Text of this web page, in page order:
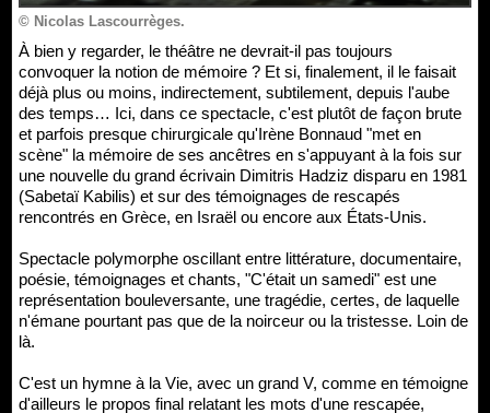
© Nicolas Lascourrèges.
À bien y regarder, le théâtre ne devrait-il pas toujours
convoquer la notion de mémoire ? Et si, finalement, il le faisait
déjà plus ou moins, indirectement, subtilement, depuis l'aube
des temps… Ici, dans ce spectacle, c'est plutôt de façon brute
et parfois presque chirurgicale qu'Irène Bonnaud "met en
scène" la mémoire de ses ancêtres en s'appuyant à la fois sur
une nouvelle du grand écrivain Dimitris Hadziz disparu en 1981
(Sabetaï Kabilis) et sur des témoignages de rescapés
rencontrés en Grèce, en Israël ou encore aux États-Unis.
Spectacle polymorphe oscillant entre littérature, documentaire,
poésie, témoignages et chants, "C'était un samedi" est une
représentation bouleversante, une tragédie, certes, de laquelle
n'émane pourtant pas que de la noirceur ou la tristesse. Loin de
là.
C'est un hymne à la Vie, avec un grand V, comme en témoigne
d'ailleurs le propos final relatant les mots d'une rescapée,